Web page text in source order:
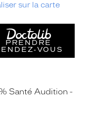
sur la carte
PRENDRE
Santé Audition